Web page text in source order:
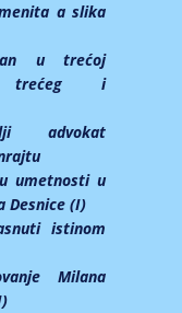
a slika
u trećoj
trećeg i
advokat
umetnosti u
Desnice (I)
istinom
Milana